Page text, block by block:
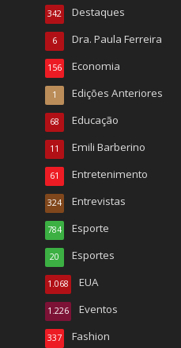
Destaques
342
Dra. Paula Ferreira
6
Economia
156
Edições Anteriores
1
Educação
68
Emili Barberino
11
Entretenimento
61
Entrevistas
324
Esporte
784
Esportes
20
EUA
1.068
Eventos
1.226
Fashion
337